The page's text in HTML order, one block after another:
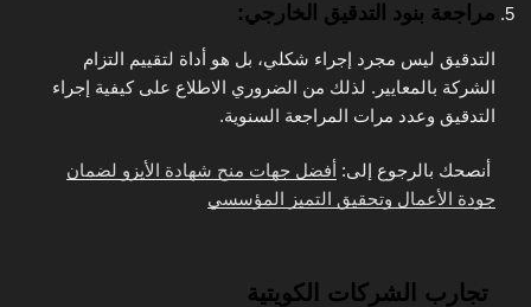
مراجعة بنود التدقيق الخارجي:
التدقيق ليس مجرد إجراء شكلي، بل هو أداة لتقييم التزام
الشركة بالمعايير. لذلك من الضروري الاطلاع على كيفية إجراء
التدقيق وعدد مرات المراجعة السنوية.
أنصحك بالرجوع إلى: أفضل جهات منح شهادة الأيزو لضمان
جودة الأعمال وتحقيق التميز المؤسسي
تجارب الشركات الكويتية